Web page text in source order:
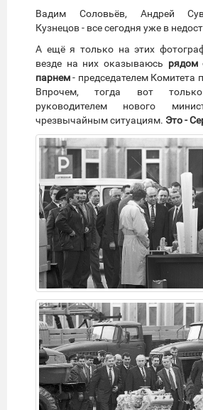
Вадим Соловьёв, Андрей
Кузнецов - все сегодня уже в
А ещё я только на этих
везде на них оказываюсь рядом
парнем- председателем Комитета
Впрочем, тогда вот
руководителем нового
чрезвычайным ситуациям. Это -